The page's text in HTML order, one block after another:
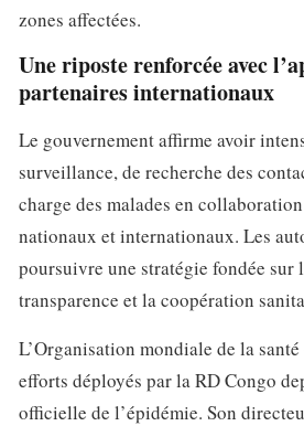
zones affectées.
Une riposte renforcée avec
partenaires internationaux
Le gouvernement affirme avoir
surveillance, de recherche des
charge des malades en
nationaux et internationaux. Les
poursuivre une stratégie fondée sur
transparence et la coopération
L’Organisation mondiale de la
efforts déployés par la RD Congo
officielle de l’épidémie. Son